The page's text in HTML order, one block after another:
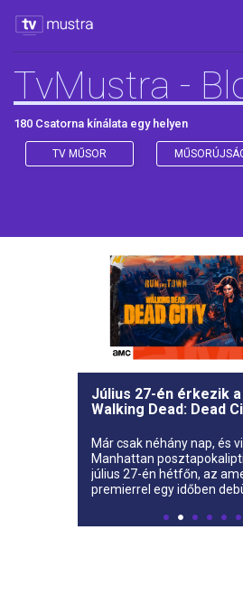
TvMustra -
180 Csatorna kínálata egy helyen
TV MŰSOR
Július 27-én érkezik
Walking Dead: Dead
Már csak néhány nap, és
Manhattan
július 27-én hétfőn, az
premierrel egy időben
City harmadik évada.